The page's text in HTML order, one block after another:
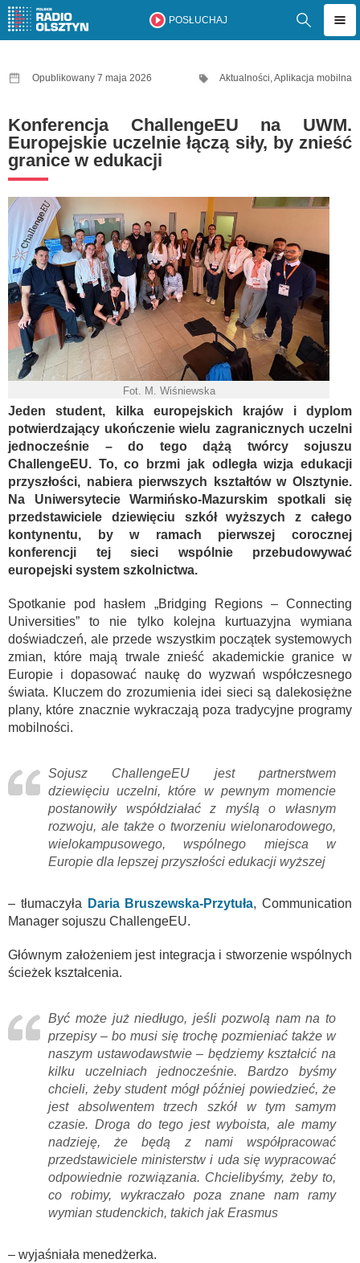
POSŁUCHAJ
Opublikowany 7 maja 2026 Aktualności,Aplikacja mobilna
Konferencja ChallengeEU na UWM.
Europejskie uczelnie łączą siły, by znieść
granice w edukacji
Fot. M. Wiśniewska
Jeden student, kilka europejskich krajów i dyplom
potwierdzający ukończenie wielu zagranicznych uczelni
jednocześnie – do tego dążą twórcy sojuszu
ChallengeEU. To, co brzmi jak odległa wizja edukacji
przyszłości, nabiera pierwszych kształtów w Olsztynie.
Na Uniwersytecie Warmińsko-Mazurskim spotkali się
przedstawiciele dziewięciu szkół wyższych z całego
kontynentu, by w ramach pierwszej corocznej
konferencji tej sieci wspólnie przebudowywać
europejski system szkolnictwa.
Spotkanie pod hasłem „Bridging Regions – Connecting
Universities” to nie tylko kolejna kurtuazyjna wymiana
doświadczeń, ale przede wszystkim początek systemowych
zmian, które mają trwale znieść akademickie granice w
Europie i dopasować naukę do wyzwań współczesnego
świata. Kluczem do zrozumienia idei sieci są dalekosiężne
plany, które znacznie wykraczają poza tradycyjne programy
mobilności.
Sojusz ChallengeEU jest partnerstwem
dziewięciu uczelni, które w pewnym momencie
postanowiły współdziałać z myślą o własnym
rozwoju, ale także o tworzeniu wielonarodowego,
wielokampusowego, wspólnego miejsca w
Europie dla lepszej przyszłości edukacji wyższej
– tłumaczyła Daria Bruszewska-Przytuła, Communication
Manager sojuszu ChallengeEU.
Głównym założeniem jest integracja i stworzenie wspólnych
ścieżek kształcenia.
Być może już niedługo, jeśli pozwolą nam na to
przepisy – bo musi się trochę pozmieniać także w
naszym ustawodawstwie – będziemy kształcić na
kilku uczelniach jednocześnie. Bardzo byśmy
chcieli, żeby student mógł później powiedzieć, że
jest absolwentem trzech szkół w tym samym
czasie. Droga do tego jest wyboista, ale mamy
nadzieję, że będą z nami współpracować
przedstawiciele ministerstw i uda się wypracować
odpowiednie rozwiązania. Chcielibyśmy, żeby to,
co robimy, wykraczało poza znane nam ramy
wymian studenckich, takich jak Erasmus
– wyjaśniała menedżerka.